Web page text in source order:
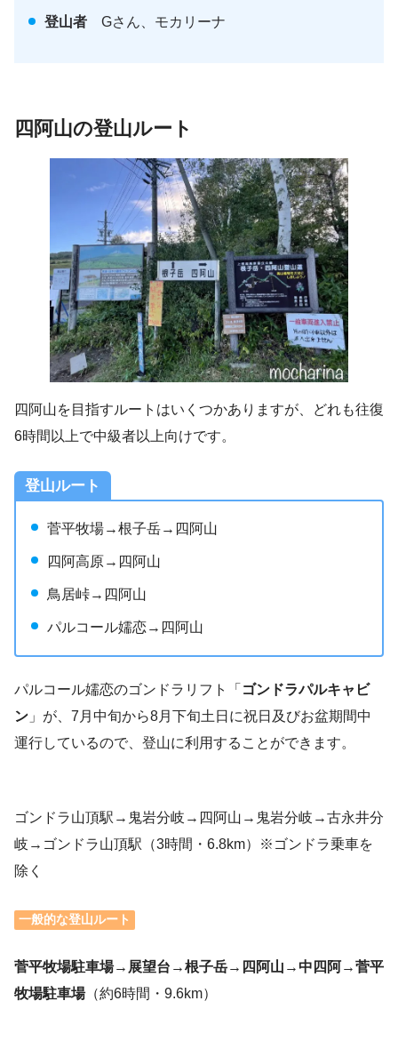
登山者 Gさん、モカリーナ
四阿山の登山ルート
四阿山を目指すルートはいくつかありますが、どれも往復
6時間以上で中級者以上向けです。
登山ルート
菅平牧場→根子岳→四阿山
四阿高原→四阿山
鳥居峠→四阿山
パルコール嬬恋→四阿山
パルコール嬬恋のゴンドラリフト「 ゴンドラパルキャビ
ン 」が、7月中旬から8月下旬土日に祝日及びお盆期間中
運行しているので、登山に利用することができます。
ゴンドラ山頂駅→鬼岩分岐→四阿山→鬼岩分岐→古永井分
岐→ゴンドラ山頂駅（3時間・6.8km）※ゴンドラ乗車を
除く
一般的な登山ルート
菅平牧場駐車場→展望台→根子岳→四阿山→中四阿→菅平
牧場駐車場（約6時間・9.6km）